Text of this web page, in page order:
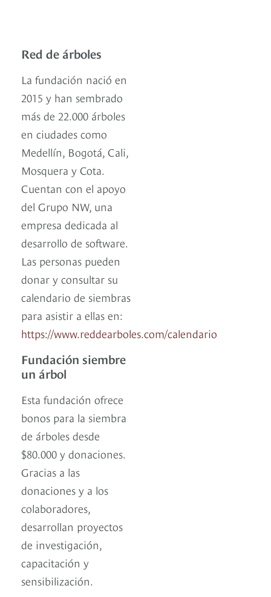
Red de árboles
La fundación nació en
2015 y han sembrado
más de 22.000 árboles
en ciudades como
Medellín, Bogotá, Cali,
Mosquera y Cota.
Cuentan con el apoyo
del Grupo NW, una
empresa dedicada al
desarrollo de software.
Las personas pueden
donar y consultar su
calendario de siembras
para asistir a ellas en:
https://www.reddearboles.com/calendario
Fundación siembre
un árbol
Esta fundación ofrece
bonos para la siembra
de árboles desde
$80.000 y donaciones.
Gracias a las
donaciones y a los
colaboradores,
desarrollan proyectos
de investigación,
capacitación y
sensibilización.